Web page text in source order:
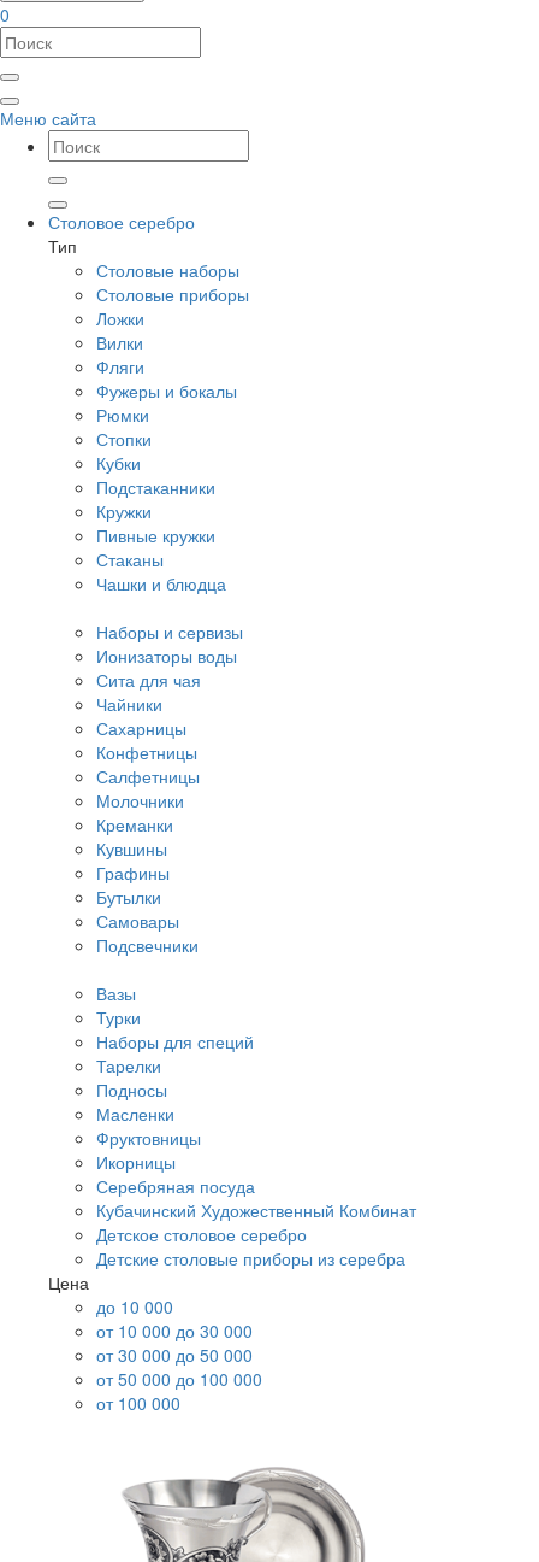
0
Меню сайта
Столовое серебро
Тип
Столовые наборы
Столовые приборы
Ложки
Вилки
Фляги
Фужеры и бокалы
Рюмки
Стопки
Кубки
Подстаканники
Кружки
Пивные кружки
Стаканы
Чашки и блюдца
Наборы и сервизы
Ионизаторы воды
Сита для чая
Чайники
Сахарницы
Конфетницы
Салфетницы
Молочники
Креманки
Кувшины
Графины
Бутылки
Самовары
Подсвечники
Вазы
Турки
Наборы для специй
Тарелки
Подносы
Масленки
Фруктовницы
Икорницы
Серебряная посуда
Кубачинский Художественный Комбинат
Детское столовое серебро
Детские столовые приборы из серебра
Цена
до 10 000
от 10 000 до 30 000
от 30 000 до 50 000
от 50 000 до 100 000
от 100 000